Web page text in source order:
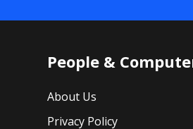
People &
About Us
Privacy Policy